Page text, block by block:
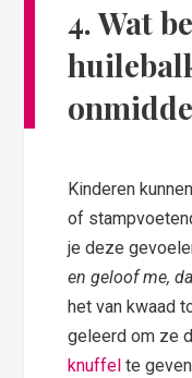
4.Wat
Kinderen
of
je deze
en geloof me,
het van kwaad
geleerd om ze
knuffelte